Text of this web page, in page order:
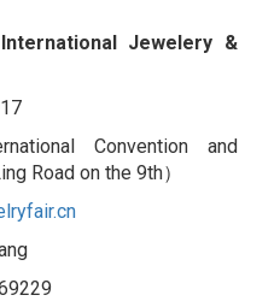
Jewelery &
Convention and
Road on the 9th）